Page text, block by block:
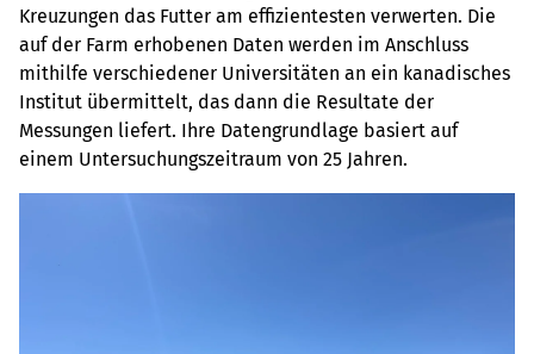
Kreuzungen das Futter am effizientesten verwerten. Die
auf der Farm erhobenen Daten werden im Anschluss
mithilfe verschiedener Universitäten an ein kanadisches
Institut übermittelt, das dann die Resultate der
Messungen liefert. Ihre Datengrundlage basiert auf
einem Untersuchungszeitraum von 25 Jahren.